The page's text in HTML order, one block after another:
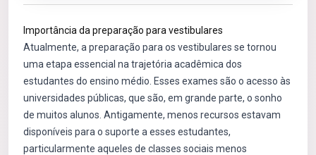
Importância da preparação para vestibulares
Atualmente, a preparação para os vestibulares se tornou
uma etapa essencial na trajetória acadêmica dos
estudantes do ensino médio. Esses exames são o acesso às
universidades públicas, que são, em grande parte, o sonho
de muitos alunos. Antigamente, menos recursos estavam
disponíveis para o suporte a esses estudantes,
particularmente aqueles de classes sociais menos